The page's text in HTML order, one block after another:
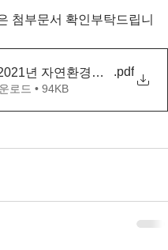
첨부문서 확인부탁드립니
년 자연환경해설사 보수
.pdf
로드 • 94KB